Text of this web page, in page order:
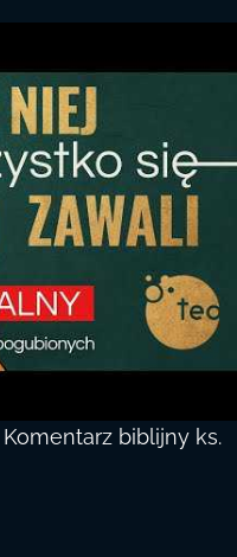
biblijny ks.